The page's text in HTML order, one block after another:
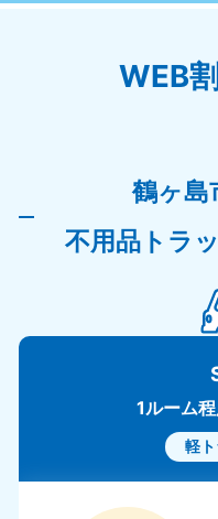
WEB
鶴ヶ島
不用品トラ
1ルーム
軽